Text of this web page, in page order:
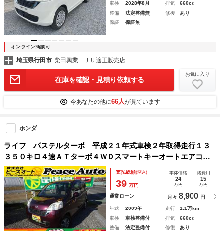
車検
2028年8月 排気
660cc
整備
法定整備無 修復
あり
保証
保証無
オンライン商談可
埼玉県行田市 柴田興業 ＪＵ適正販売店
在庫を確認・見積り依頼する
お気に入り
今あなたの他に66人が見ています
ホンダ
ライフ パステルターボ 平成２１年式車検２年取得走行１３
３５０キロ４速ＡＴターボ４ＷＤスマートキーオートエアコン
パワステフル装備ＥＴＣバックカメラ付きオーディオベンチシ
ートプライバシーガラス電動格納ミラー純正１３インチアルミ
支払総額(税込)
39 万円
本体価格
24
万円
諸費用
15
万円
通常ローン 月々 8,900 円
年式 2009年 走行
1.1万km
車検
車検整備付 排気
660cc
整備
法定整備付 修復
あり